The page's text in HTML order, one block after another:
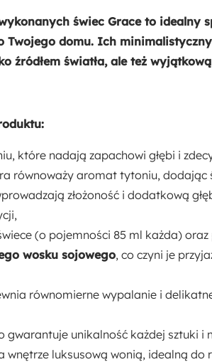
świec Graceto idealny
Twojego domu. Ich
źródłem światła, ale też
które nadają zapachowi głębi i
równoważy aromat tytoniu, dodając
złożoność i dodatkową
(o pojemności 85 ml każda) oraz
wosku sojowego, co czyni je
równomierne wypalanie i
gwarantuje unikalność każdej sztuki
wnętrze luksusową wonią, idealną do